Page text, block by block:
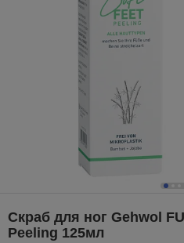
Скраб для ног Gehwol
Peeling 125мл